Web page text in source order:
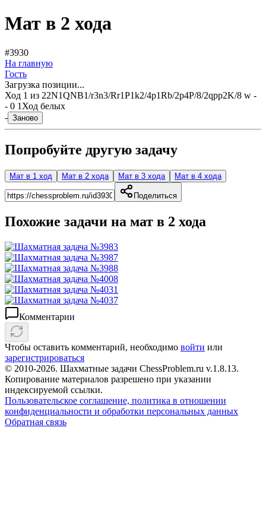
Мат в 2 хода
#3930
На главную
Гость
Загрузка позиции...
Ход 1 из 22N1QNB1/r3n3/Rr1P1k2/4p1Rb/2p4P/8/2qpp2K/8 w -
- 0 1 Ход белых
- Заново
Попробуйте другую задачу
Мат в 1 ход Мат в 2 хода Мат в 3 хода Мат в 4 хода
Поделиться
Похожие задачи на мат в 2 хода
Комментарии
Чтобы оставить комментарий, необходимо войти или
зарегистрироваться
© 2010-2026. Шахматные задачи ChessProblem.ru v.1.8.13.
Копирование материалов разрешено при указании
индексируемой ссылки.
Пользовательское соглашение, политика в отношении
конфиденциальности и обработки персональных данных
Обратная связь